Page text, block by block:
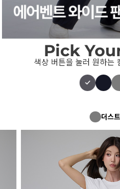
Pick
색상 버튼을 눌러 원하는
더스